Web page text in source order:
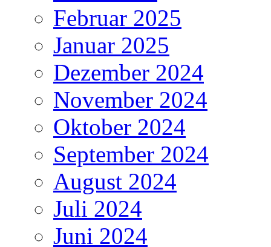
Februar 2025
Januar 2025
Dezember 2024
November 2024
Oktober 2024
September 2024
August 2024
Juli 2024
Juni 2024